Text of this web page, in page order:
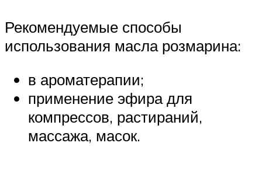
Рекомендуемые способы
использования масла розмарина:
в ароматерапии;
применение эфира для
компрессов, растираний,
массажа, масок.